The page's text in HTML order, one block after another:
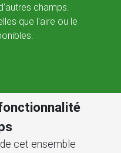
champs.
que l'aire ou le
cet ensemble